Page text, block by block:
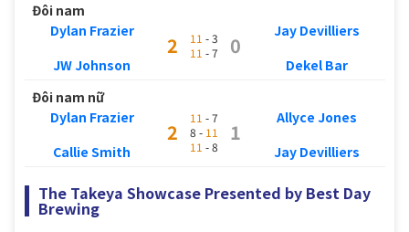
Đôi nam
Dylan Frazier
JW Johnson
2 11 - 3
11 - 7 0
Jay Devilliers
Dekel Bar
Đôi nam nữ
Dylan Frazier
Callie Smith
2
11 - 7
8 - 11
11 - 8
1
Allyce Jones
Jay Devilliers
The Takeya Showcase Presented by Best Day
Brewing